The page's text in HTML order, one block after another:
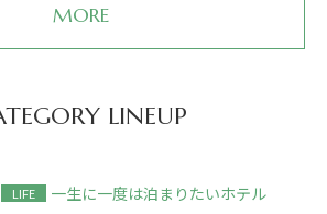
MORE
LINEUP
LIFE
一生に一度は泊まりたいホテル